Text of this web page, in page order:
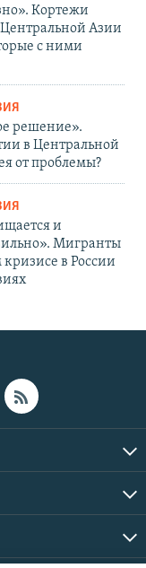
Кортежи
Азии
с ними
решение».
в Центральной
от проблемы?
и
Мигранты
в России